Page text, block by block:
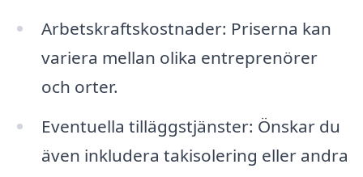
Arbetskraftskostnader: Priserna kan
variera mellan olika entreprenörer
och orter.
Eventuella tilläggstjänster: Önskar du
även inkludera takisolering eller andra